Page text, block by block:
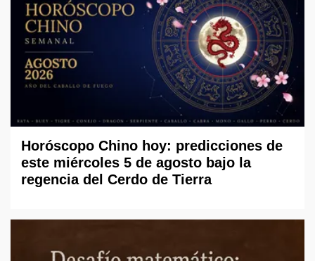
Horóscopo Chino hoy: predicciones de
este miércoles 5 de agosto bajo la
regencia del Cerdo de Tierra